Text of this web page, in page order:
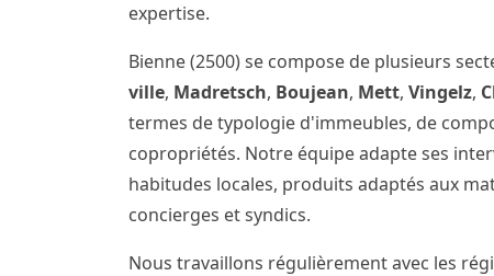
expertise.
Bienne (2500) se compose de plusieurs
ville, Madretsch, Boujean, Mett, Vingelz,
termes de typologie d'immeubles, de
copropriétés. Notre équipe adapte ses
habitudes locales, produits adaptés aux
concierges et syndics.
Nous travaillons régulièrement avec les